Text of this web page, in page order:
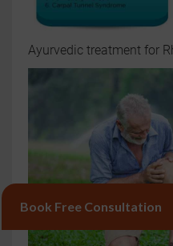
Ayurvedic treatment for
Book Free Consultation